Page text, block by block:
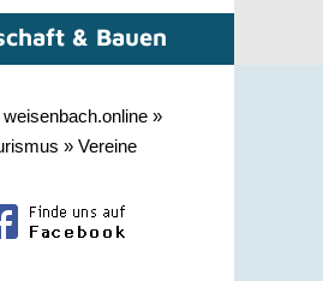
& Bauen
weisenbach.online »
» Vereine